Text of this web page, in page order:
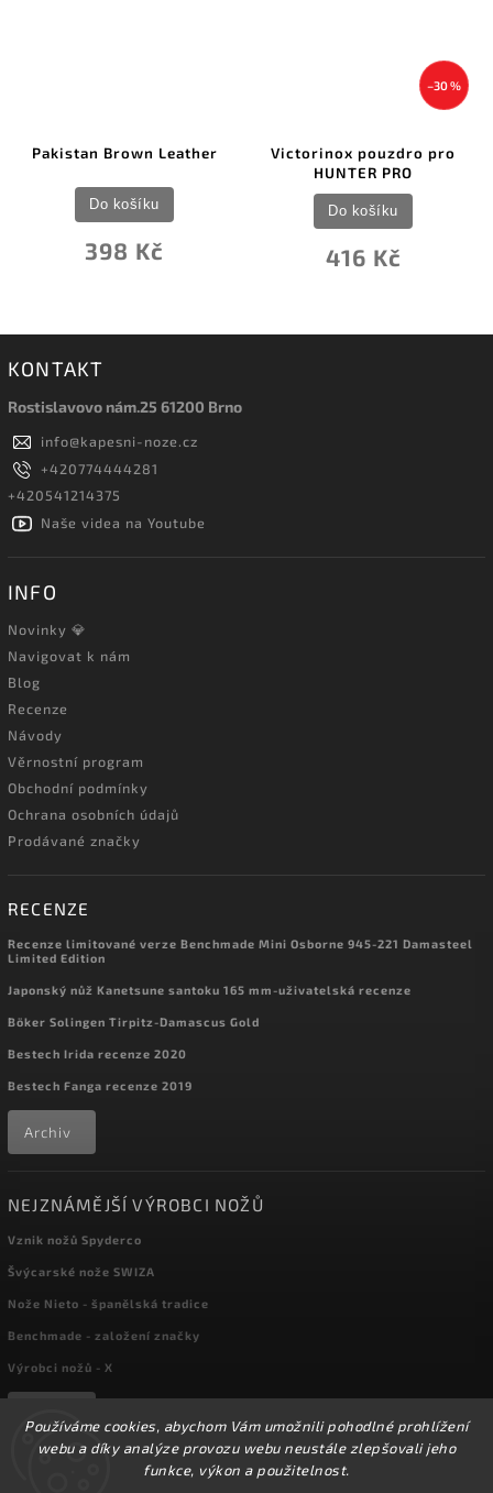
Používáme cookies, abychom Vám umožnili pohodlné prohlížení
webu a díky analýze provozu webu neustále zlepšovali jeho
funkce, výkon a použitelnost.
☀️Ve dnech 3-14.8 2026 máme zavřeno z důvodu
Pakistan Brown Leather
398 Kč
Do košíku
–30 %
Victorinox pouzdro pro
HUNTER PRO
416 Kč
Do košíku
KONTAKT
Rostislavovo nám.25 61200 Brno
info@kapesni-noze.cz
+420774444281
+420541214375
Naše videa na Youtube
INFO
Novinky 💎
Navigovat k nám
Blog
Recenze
Návody
Věrnostní program
Obchodní podmínky
Ochrana osobních údajů
Prodávané značky
RECENZE
Recenze limitované verze Benchmade Mini Osborne 945-221 Damasteel
Limited Edition
Japonský nůž Kanetsune santoku 165 mm-uživatelská recenze
Böker Solingen Tirpitz-Damascus Gold
Bestech Irida recenze 2020
Bestech Fanga recenze 2019
Archiv
NEJZNÁMĚJŠÍ VÝROBCI NOŽŮ
Vznik nožů Spyderco
Švýcarské nože SWIZA
Nože Nieto - španělská tradice
Benchmade - založení značky
Výrobci nožů - X
kapesni-noze.cz